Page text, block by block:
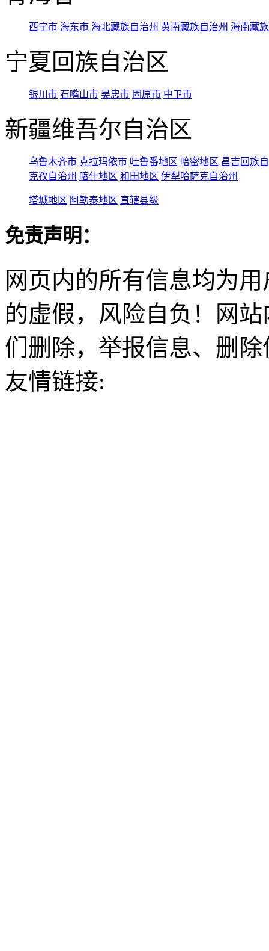
西宁市 海东市 海北藏族自治州 黄南藏族自治州 海南藏
宁夏回族自治区
银川市 石嘴山市 吴忠市 固原市 中卫市
新疆维吾尔自治区
乌鲁木齐市 克拉玛依市 吐鲁番地区 哈密地区 昌吉回族
克孜自治州 喀什地区 和田地区 伊犁哈萨克自治州
塔城地区 阿勒泰地区 直辖县级
免责声明：
网页内的所有信息均为
的虚假，风险自负！网
们删除，举报信息、删
友情链接: